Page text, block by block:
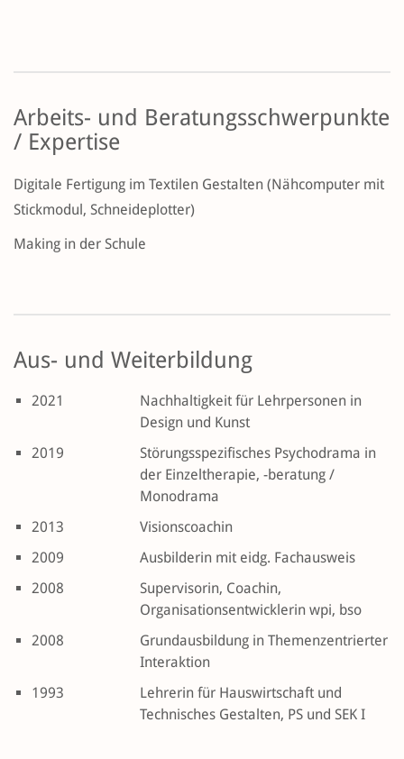
Arbeits- und Beratungsschwerpunkte
/ Expertise
Digitale Fertigung im Textilen Gestalten (Nähcomputer mit
Stickmodul, Schneideplotter)
Making in der Schule
Aus- und Weiterbildung
2021
Nachhaltigkeit für Lehrpersonen in
Design und Kunst
2019
Störungsspezifisches Psychodrama in
der Einzeltherapie, -beratung /
Monodrama
2013
Visionscoachin
2009
Ausbilderin mit eidg. Fachausweis
2008
Supervisorin, Coachin,
Organisationsentwicklerin wpi, bso
2008
Grundausbildung in Themenzentrierter
Interaktion
1993
Lehrerin für Hauswirtschaft und
Technisches Gestalten, PS und SEK I